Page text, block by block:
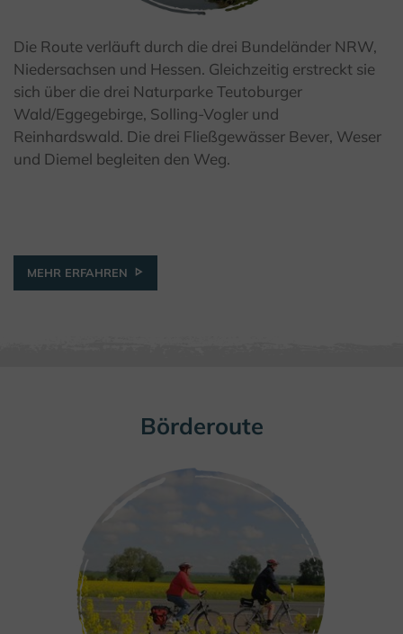
© Stadt Beverungen
Die Route verläuft durch die drei Bundeländer NRW,
Niedersachsen und Hessen. Gleichzeitig erstreckt sie
sich über die drei Naturparke Teutoburger
Wald/Eggegebirge, Solling-Vogler und
Reinhardswald. Die drei Fließgewässer Bever, Weser
und Diemel begleiten den Weg.
MEHR ERFAHREN
Börderoute